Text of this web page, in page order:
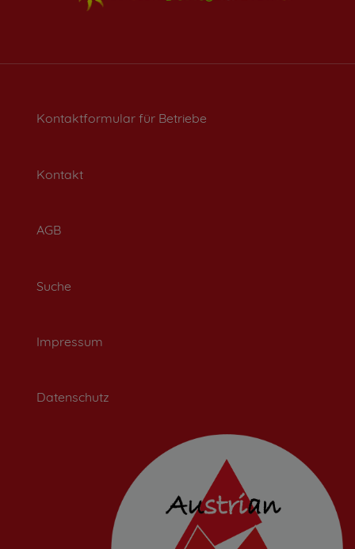
Kontaktformular für Betriebe
Kontakt
AGB
Suche
Impressum
Datenschutz